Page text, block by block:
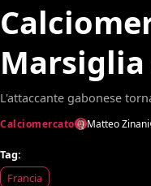
L'attaccante gabonese
Calciomercato Matteo Zinani
Tag:
Francia